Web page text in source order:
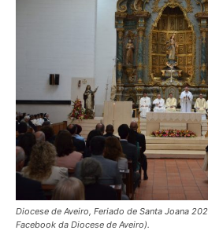
Diocese de Aveiro, Feriado de Santa Joana
Facebook da Diocese de Aveiro).